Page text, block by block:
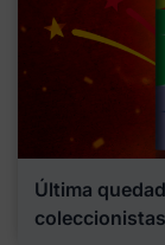
Última